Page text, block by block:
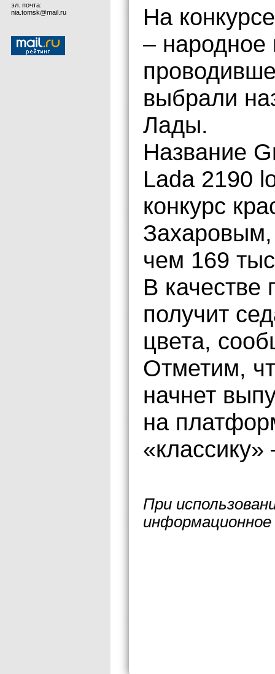
эл. почта:
nia.tomsk@mail.ru
На
– народное
выбрали
Лады.
Название
Lada 2190
конкурс
чем 169
В качестве
получит
цвета,
Отметим,
начнет
на
При